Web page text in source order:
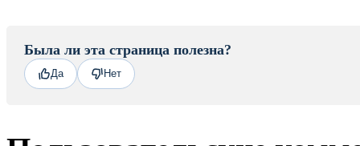
Была ли эта страница полезна?
Да Нет